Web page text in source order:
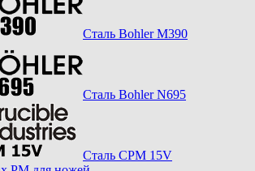
Сталь Bohler M390
Сталь Bohler N695
Сталь CPM 15V